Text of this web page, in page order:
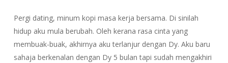
Pergi dating, minum kopi masa kerja bersama. Di sinilah
hidup aku mula berubah. Oleh kerana rasa cinta yang
membuak-buak, akhirnya aku terlanjur dengan Dy. Aku baru
sahaja berkenalan dengan Dy 5 bulan tapi sudah mengakhiri